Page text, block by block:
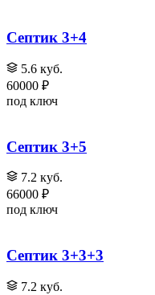
Септик 3+4
5.6 куб.
60000 ₽
под ключ
Септик 3+5
7.2 куб.
66000 ₽
под ключ
Септик 3+3+3
7.2 куб.